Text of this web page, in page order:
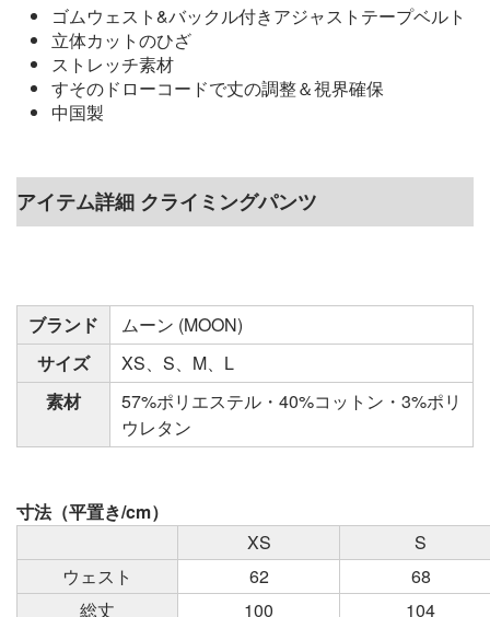
ゴムウェスト&バックル付きアジャストテープベルト
立体カットのひざ
ストレッチ素材
すそのドローコードで丈の調整＆視界確保
中国製
アイテム詳細 クライミングパンツ
ブランド
ムーン (MOON)
サイズ
XS、S、M、L
素材
57%ポリエステル・40%コットン・3%ポリ
ウレタン
寸法（平置き/cm）
XS
S
ウェスト
62
68
総丈
100 104